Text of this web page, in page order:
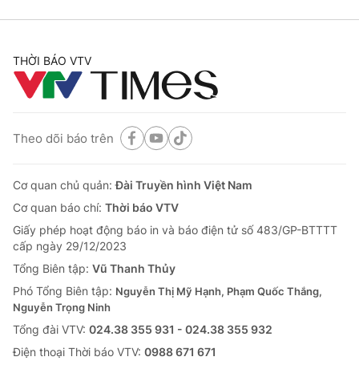
THỜI BÁO VTV
Theo dõi báo trên
Cơ quan chủ quản:Đài Truyền hình Việt Nam
Cơ quan báo chí: Thời báo VTV
Giấy phép hoạt động báo in và báo điện tử số 483/GP-BTTTT
cấp ngày 29/12/2023
Tổng Biên tập: Vũ Thanh Thủy
Phó Tổng Biên tập: Nguyễn Thị Mỹ Hạnh, Phạm Quốc Thắng,
Nguyễn Trọng Ninh
Tổng đài VTV: 024.38 355 931 - 024.38 355 932
Ðiện thoại Thời báo VTV: 0988 671 671